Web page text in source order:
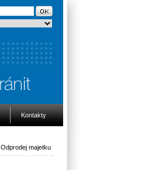
Kontakty
Odprodej majetku